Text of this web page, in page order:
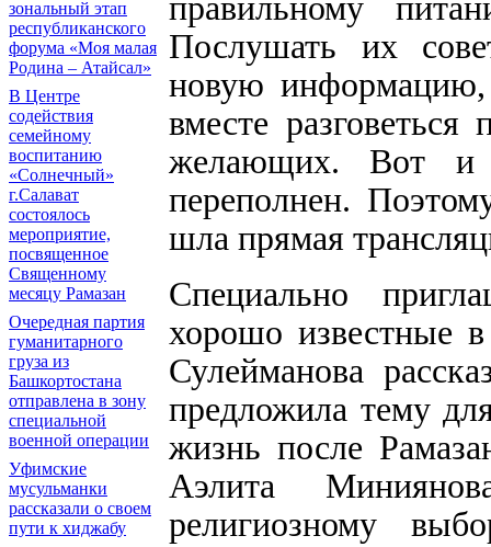
зональный этап
республиканского
форума «Моя малая
Родина – Атайсал»
В Центре
содействия
семейному
воспитанию
«Солнечный»
г.Салават
состоялось
мероприятие,
посвященное
Священному
месяцу Рамазан
Очередная партия
гуманитарного
груза из
Башкортостана
отправлена в зону
специальной
военной операции
Уфимские
мусульманки
рассказали о своем
пути к хиджабу
Послушать их
новую информацию,
вместе разговеться
желающих. Вот и
переполнен.
шла прямая
Специально
хорошо известные
Сулейманова
предложила тему
жизнь после
Аэлита
религиозному